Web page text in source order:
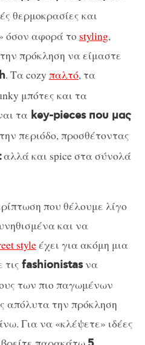
θερμοκρασίες και
όσον αφορά το styling,
πρόκληση να είμαστε
. Τα cozy παλτό, τα
μπότες και τα
τα key-pieces που μας
περιόδο, προσθέτοντας
αλλά και spice στα σύνολά
που θέλουμε λίγο
και να
styleέχει για ακόμη μια
fashionistasνα
των πιο παγωμένων
απόλυτα την πρόκληση
Για να «κλέψετε» ιδέες